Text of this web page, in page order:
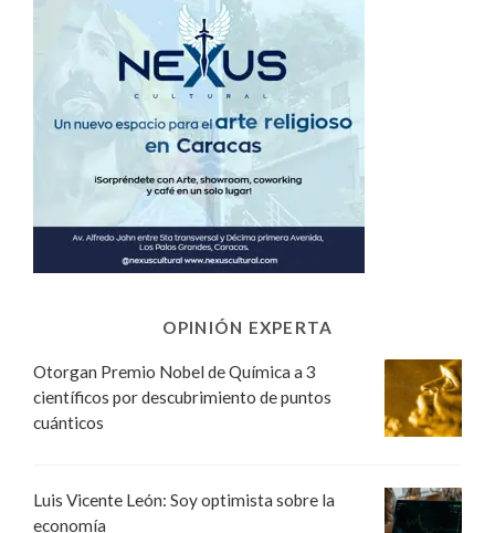
OPINIÓN EXPERTA
Otorgan Premio Nobel de Química a 3
científicos por descubrimiento de puntos
cuánticos
Luis Vicente León: Soy optimista sobre la
economía